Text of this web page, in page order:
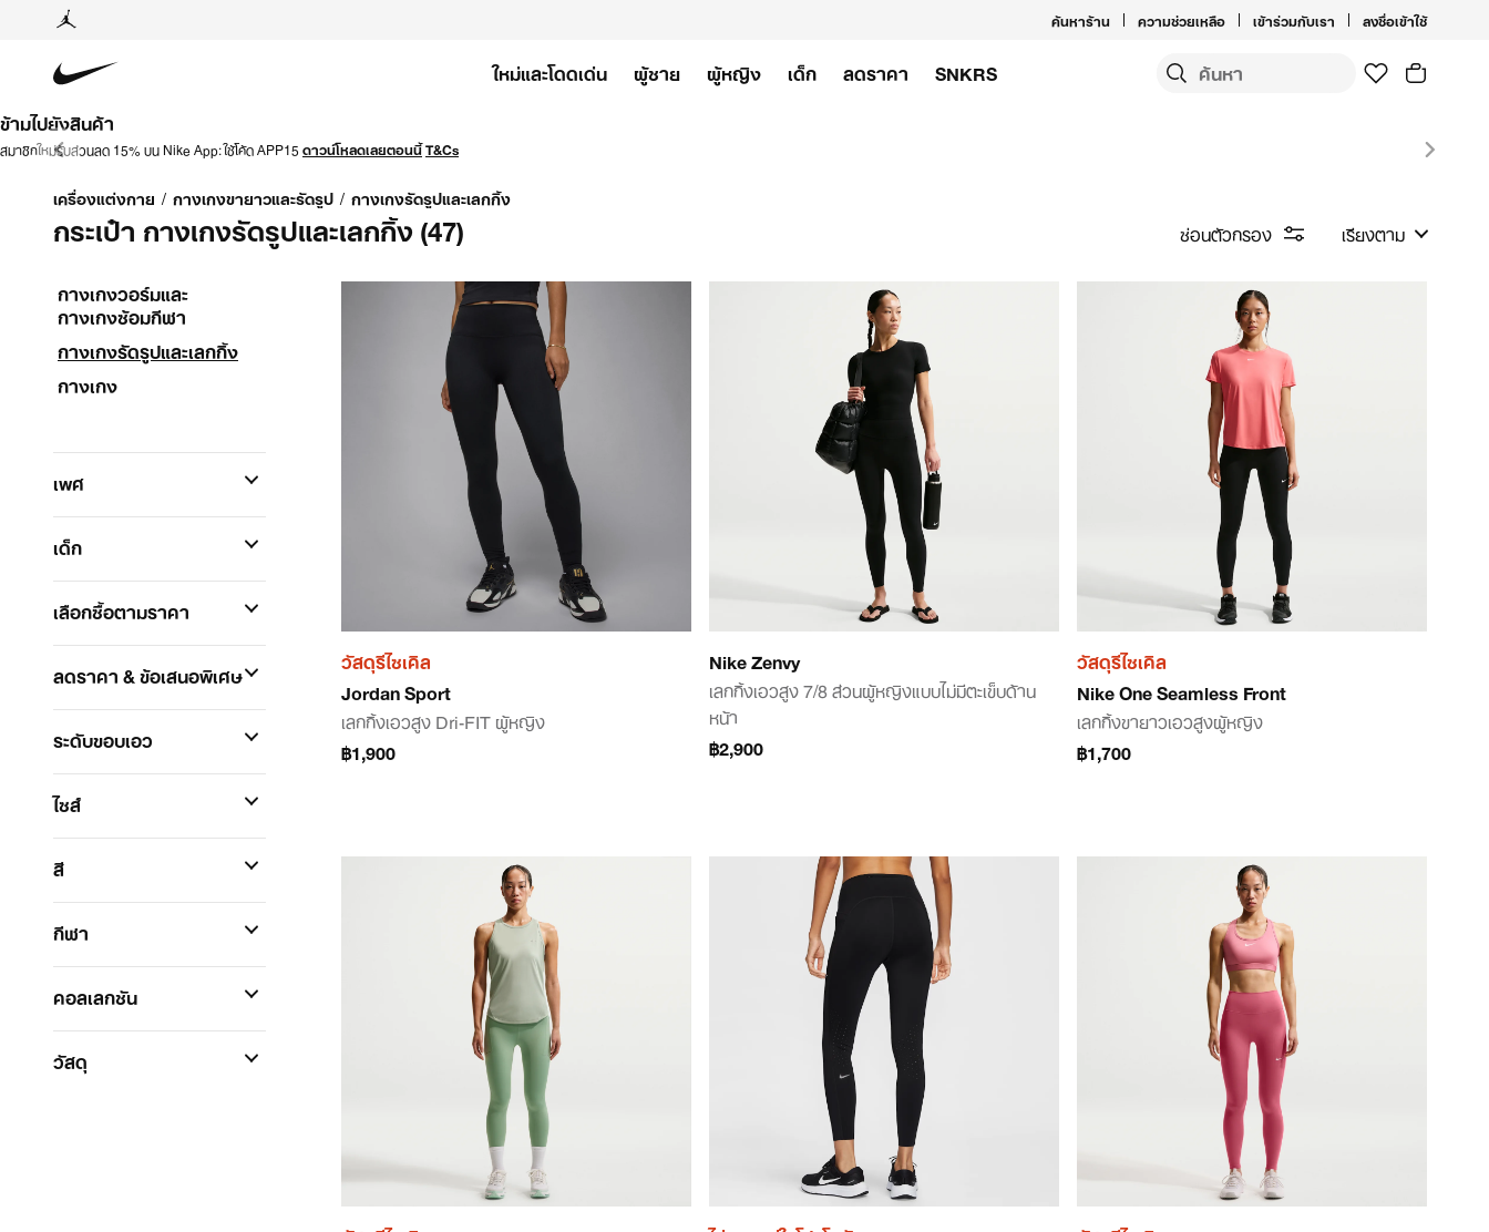
ค้นหาร้าน ความช่วยเหลือ เข้าร่วมกับเรา ลงชื่อเข้าใช้
ใหม่และโดดเด่น ผู้ชาย ผู้หญิง เด็ก ลดราคา
SNKRS
ข้ามไปยังสินค้า
สมาชิกใหม่รับส่วนลด 15% บน Nike App: ใช้โค้ด APP15ดาวน์โหลดเลยตอนนี้T&Cs
เครื่องแต่งกาย / กางเกงขายาวและรัดรูป / กางเกงรัดรูปและเลกกิ้ง
กระเป๋า กางเกงรัดรูปและเลกกิ้ง(47) ซ่อนตัวกรอง
เรียงตาม
กางเกงวอร์มและ
กางเกงซ้อมกีฬา
กางเกงรัดรูปและเลกกิ้ง
กางเกง
เพศ
เด็ก
เลือกซื้อตามราคา
ลดราคา & ข้อเสนอพิเศษ
ระดับขอบเอว
ไซส์
สี
กีฬา
คอลเลกชัน
วัสดุ
วัสดุรีไซเคิล
Jordan Sport
เลกกิ้งเอวสูง Dri-FIT ผู้หญิง
฿1,900
Nike Zenvy
เลกกิ้งเอวสูง 7/8 ส่วนผู้หญิงแบบไม่มีตะเข็บด้าน
หน้า
฿2,900
วัสดุรีไซเคิล
Nike One Seamless Front
เลกกิ้งขายาวเอวสูงผู้หญิง
฿1,700